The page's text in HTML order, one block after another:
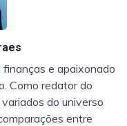
e apaixonado
Como redator do
do universo
entre